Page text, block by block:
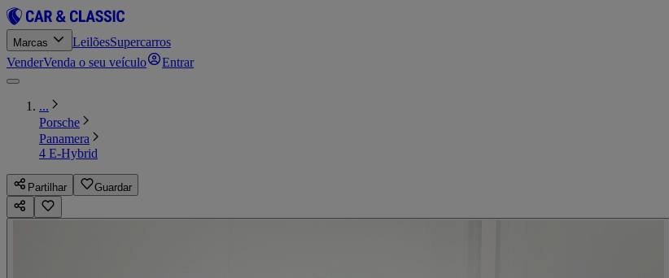
Marcas LeilõesSupercarros
VenderVenda o seu veículo Entrar
...
Porsche
Panamera
4 E-Hybrid
Partilhar Guardar